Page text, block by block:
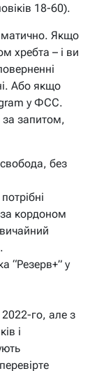
18-60).
Якщо
хребта – і ви
Або якщо
у ФСС.
за запитом,
без
кордоном
“Резерв+” у
2022-го, але з
і